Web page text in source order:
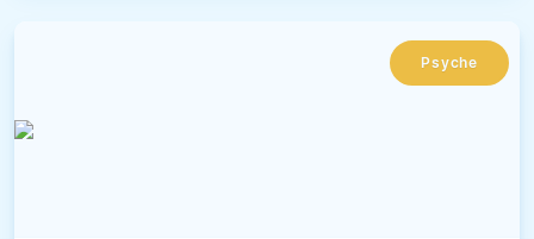
Psyche